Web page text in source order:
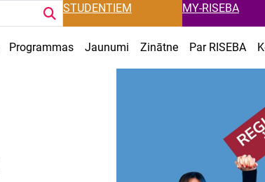
STUDENTIEM MY-RISEBA
Programmas Jaunumi Zinātne Par RISEBA